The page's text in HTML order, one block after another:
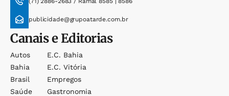
publicidade@grupoatarde.com.br
Canais e Editorias
Autos
Bahia
Brasil
Saúde
E.c. Bahia
E.c. Vitória
Empregos
Gastronomia